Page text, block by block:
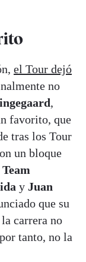
el Tour dejó
no
,
favorito, que
tras los Tour
un bloque
y Juan
que su
carrera no
tanto, no la